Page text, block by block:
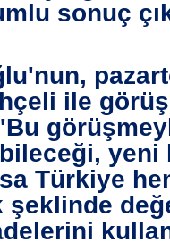
sonuç
ile
Türkiye
şeklinde